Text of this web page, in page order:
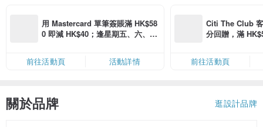
用 Mastercard 單筆簽賬滿 HK$58
0 即減 HK$40；逢星期五、六、日
卡」結帳）
前往活動頁 活動詳情
Citi The Club
分回贈，滿
前往活動頁
關於品牌 逛設計品牌